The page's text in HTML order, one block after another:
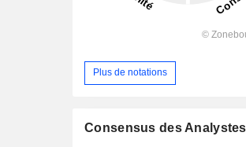
Plus de notations
Consensus des Analystes